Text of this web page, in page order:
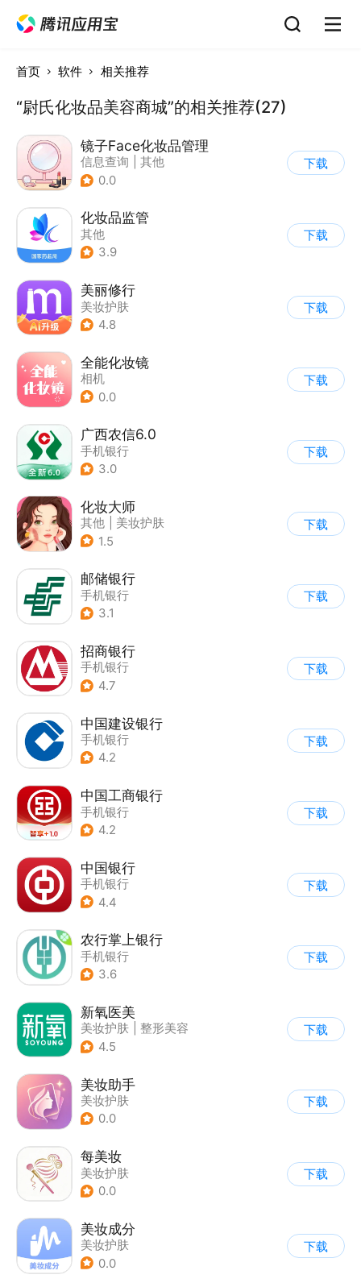
首页 软件 相关推荐
“尉氏化妆品美容商城”的相关推荐(27)
镜子Face化妆品管理
信息查询
其他
0.0
下载
化妆品监管
其他
3.9
下载
美丽修行
美妆护肤
4.8
下载
全能化妆镜
相机
0.0
下载
广西农信6.0
手机银行
3.0
下载
化妆大师
其他
美妆护肤
1.5
下载
邮储银行
手机银行
3.1
下载
招商银行
手机银行
4.7
下载
中国建设银行
手机银行
4.2
下载
中国工商银行
手机银行
4.2
下载
中国银行
手机银行
4.4
下载
农行掌上银行
手机银行
3.6
下载
新氧医美
美妆护肤
整形美容
4.5
下载
美妆助手
美妆护肤
0.0
下载
每美妆
美妆护肤
0.0
下载
美妆成分
美妆护肤
0.0
下载